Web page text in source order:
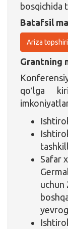
bosqichida
Batafsil
Ariza
Grantning
qoʻlga
Safar
uchun